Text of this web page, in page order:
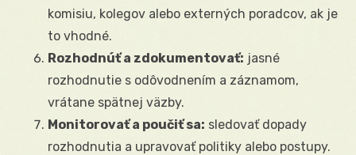
komisiu, kolegov alebo externých poradcov, ak je
to vhodné.
Rozhodnúť a zdokumentovať: jasné
rozhodnutie s odôvodnením a záznamom,
vrátane spätnej väzby.
Monitorovať a poučiť sa: sledovať dopady
rozhodnutia a upravovať politiky alebo postupy.